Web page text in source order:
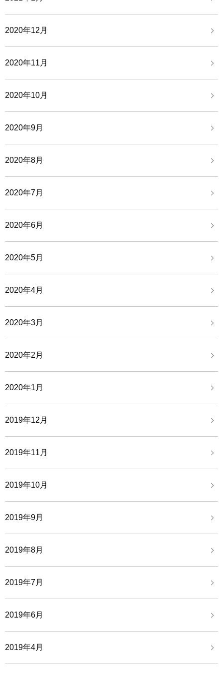
2020年12月
2020年11月
2020年10月
2020年9月
2020年8月
2020年7月
2020年6月
2020年5月
2020年4月
2020年3月
2020年2月
2020年1月
2019年12月
2019年11月
2019年10月
2019年9月
2019年8月
2019年7月
2019年6月
2019年4月